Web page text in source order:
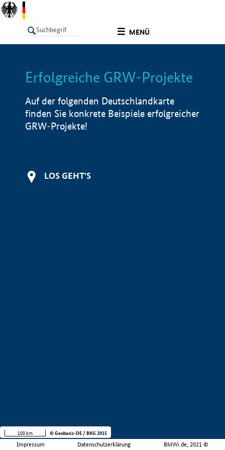
MENÜ
LISTE Info
Erfolgreiche GRW-Projekte
Auf der folgenden Deutschlandkarte
finden Sie konkrete Beispiele erfolgreicher
GRW-Projekte!
LOS GEHT'S
Impressum Datenschutzerklärung BMWi.de, 2021 ©
100 km © Geobasis-DE / BKG 2015